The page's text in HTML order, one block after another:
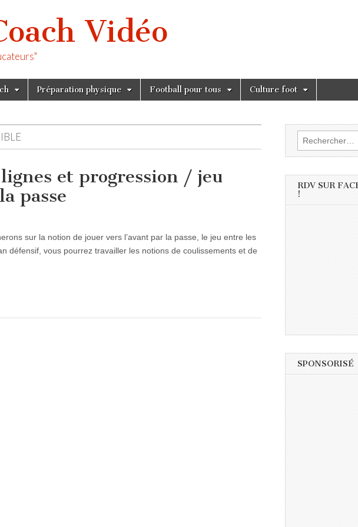
Vidéo
Préparation physique Football pour tous Culture foot
et progression / jeu
passe
sur la notion de jouer vers l’avant par la passe, le jeu entre les
défensif, vous pourrez travailler les notions de coulissements et de
Rechercher :
RDV SUR
!
SPONSORISÉ